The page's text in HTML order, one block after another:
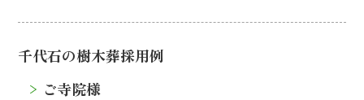
千代石の樹木葬採用例
ご寺院様